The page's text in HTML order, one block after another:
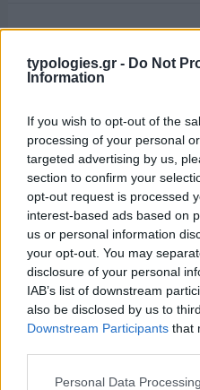
typologies.gr - Do Not
Information
If you wish to opt-out of the
processing of your personal
targeted advertising by us,
section to confirm your
opt-out request is processed
interest-based ads based on
us or personal information
your opt-out. You may
disclosure of your personal
IAB’s list of downstream
also be disclosed by us to
Downstream Participants that
Please note that this website/
Personal Data
Διανομή της
άλλα κριτήρια
Αλλάζουν τα δεδομένα στην